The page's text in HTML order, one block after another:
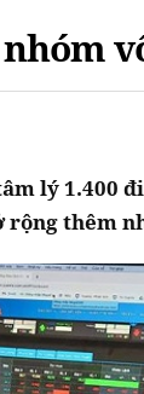
lý 1.400
thêm